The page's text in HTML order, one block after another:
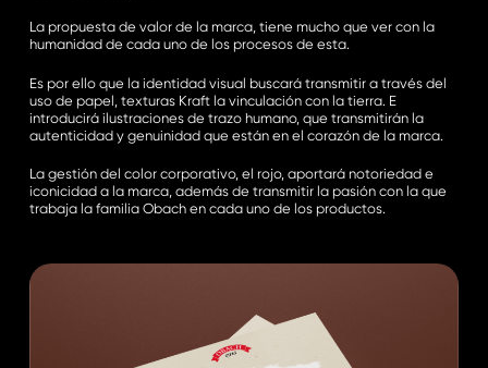
La propuesta de valor de la marca, tiene mucho que ver con la
humanidad de cada uno de los procesos de esta.
Es por ello que la identidad visual buscará transmitir a través del
uso de papel, texturas Kraft la vinculación con la tierra. E
introducirá ilustraciones de trazo humano, que transmitirán la
autenticidad y genuinidad que están en el corazón de la marca.
La gestión del color corporativo, el rojo, aportará notoriedad e
iconicidad a la marca, además de transmitir la pasión con la que
trabaja la familia Obach en cada uno de los productos.